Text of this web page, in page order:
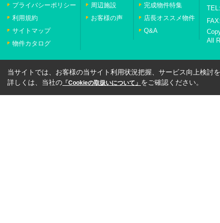
プライバシーポリシー
利用規約
サイトマップ
物件カタログ
周辺施設
お客様の声
完成物件特集
店長オススメ物件
Q&A
All
当サイトでは、お客様の当サイト利用状況把握、サービス向上検討
詳しくは、当社の 「Cookieの取扱いについて」 をご確認ください。